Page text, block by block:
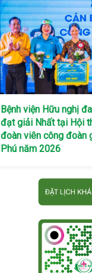
Bệnh viện Hữu nghị
đạt giải Nhất tại Hội
đoàn viên công đoàn
Phú năm 2026